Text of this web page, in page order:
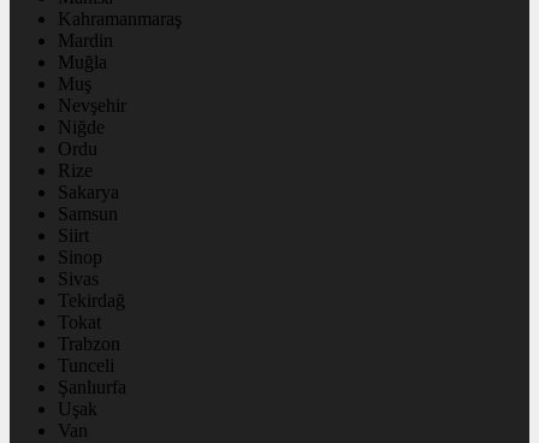
Kahramanmaraş
Mardin
Muğla
Muş
Nevşehir
Niğde
Ordu
Rize
Sakarya
Samsun
Siirt
Sinop
Sivas
Tekirdağ
Tokat
Trabzon
Tunceli
Şanlıurfa
Uşak
Van